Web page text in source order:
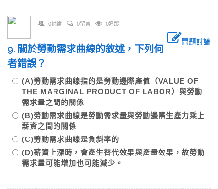
0討論 0留言 0追蹤
問題討論
9. 關於勞動需求曲線的敘述，下列何
者錯誤？
(A)勞動需求曲線指的是勞動邊際產值（VALUE OF
THE MARGINAL PRODUCT OF LABOR）與勞動
需求量之間的關係
(B)勞動需求曲線是勞動需求量與勞動邊際生產力乘上
薪資之間的關係
(C)勞動需求曲線是負斜率的
(D)薪資上漲時，會產生替代效果與產量效果，故勞動
需求量可能增加也可能減少。